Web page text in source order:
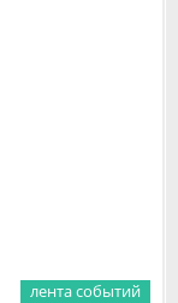
лента событий